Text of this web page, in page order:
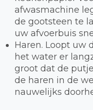
afwasmachine
de gootsteen te
uw afvoerbuis
Haren. Loopt uw
het water er
groot dat de
de haren in de
nauwelijks